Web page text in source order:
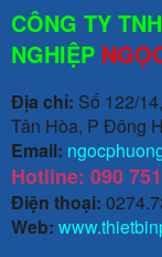
CÔNG TY
NGHIỆP
Địa chỉ: Số 122/
Tân Hòa, P Đông
Email:
Hotline: 090
Điện thoại:
Web: